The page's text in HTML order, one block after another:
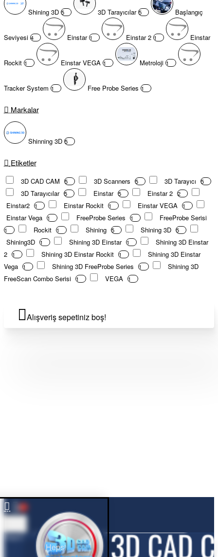
Shining 3D 5 3D Tarayıcılar 5 Başlangıç
Seviyesi 4 Einstar 1 Einstar 2 1 Einstar
Rockit 1 Einstar VEGA 1 Metroloji 1
Tracker System 1 Free Probe Series 1
Markalar
Shinning 3D 5
Etiketler
3D CAD CAM 5 3D Scanners 5 3D Tarayıcı 5
3D Tarayıcılar 5 Einstar 5 Einstar 2 2
Einstar2 1 Einstar Rockit 1 Einstar VEGA 1
Einstar Vega 1 FreeProbe Series 1 FreeProbe Serisi
1 Rockit 1 Shining 5 Shining 3D 5
Shining3D 1 Shining 3D Einstar 1
Shining 3D Einstar
2
1 Shining 3D Einstar Rockit 1
Shining 3D Einstar
Vega
1 Shining 3D FreeProbe Series 1
Shining 3D
FreeScan Combo Serisi
1 VEGA 1
Alışveriş sepetiniz boş!
0
Hepsi
Hepsi